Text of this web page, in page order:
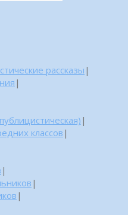
рассказы |
|
|
классов |
|
|
|